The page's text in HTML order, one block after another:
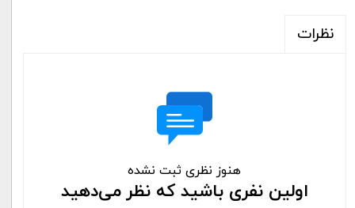
نظرات
هنوز نظری ثبت نشده
اولین نفری باشید که نظر می‌دهید